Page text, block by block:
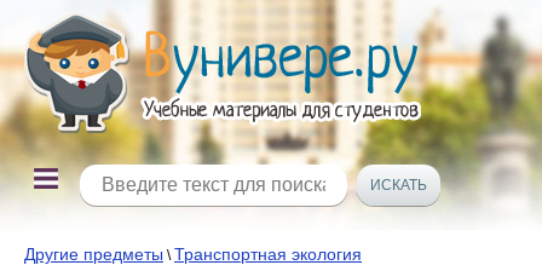
Другие предметы \Транспортная экология